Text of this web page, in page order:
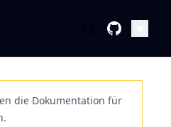
die Dokumentation für